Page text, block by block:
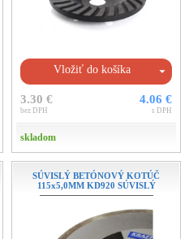
Vložiť do košíka
3.30 €
bez DPH
4.06 €
s DPH
skladom
SÚVISLÝ BETÓNOVÝ KOTÚČ
115x5,0MM KD920 SÚVISLÝ